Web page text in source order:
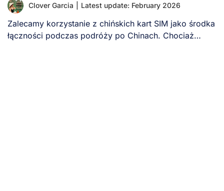
Clover Garcia Latest update: February 2026
Zalecamy korzystanie z chińskich kart SIM jako środka
łączności podczas podróży po Chinach. Chociaż